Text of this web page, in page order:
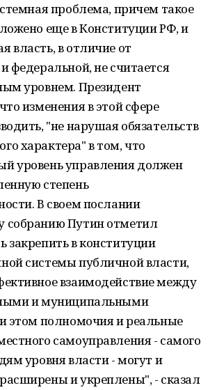
проблема, причем такое
еще в Конституции РФ, и
власть, в отличие от
федеральной, не считается
уровнем. Президент
изменения в этой сфере
"не нарушая обязательств
характера" в том, что
уровень управления должен
степень
В своем послании
собранию Путин отметил
закрепить в конституции
системы публичной власти,
взаимодействие между
и муниципальными
этом полномочия и реальные
самоуправления - самого
уровня власти - могут и
и укреплены", - сказал